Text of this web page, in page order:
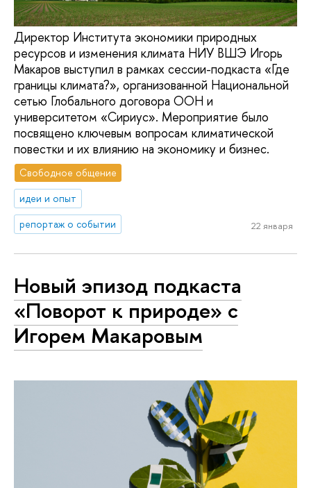
Директор Института экономики природных
ресурсов и изменения климата НИУ ВШЭ Игорь
Макаров выступил в рамках сессии-подкаста «Где
границы климата?», организованной Национальной
сетью Глобального договора ООН и
университетом «Сириус». Мероприятие было
посвящено ключевым вопросам климатической
повестки и их влиянию на экономику и бизнес.
Свободное общение
идеи и опыт
репортаж о событии
22 января
Новый эпизод подкаста
«Поворот к природе» с
Игорем Макаровым